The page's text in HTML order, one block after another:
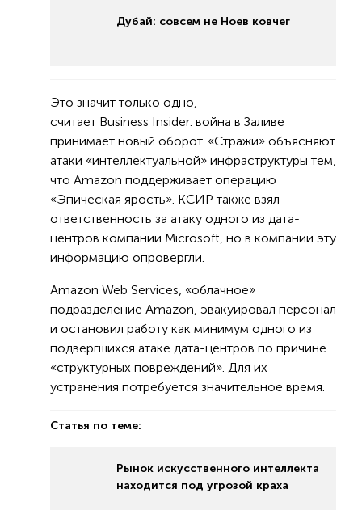
Дубай: совсем не Ноев ковчег
Это значит только одно,
считает Business Insider: война в Заливе
принимает новый оборот. «Стражи» объясняют
атаки «интеллектуальной» инфраструктуры тем,
что Amazon поддерживает операцию
«Эпическая ярость». КСИР также взял
ответственность за атаку одного из дата-
центров компании Microsoft, но в компании эту
информацию опровергли.
Amazon Web Services, «облачное»
подразделение Amazon, эвакуировал персонал
и остановил работу как минимум одного из
подвергшихся атаке дата-центров по причине
«структурных повреждений». Для их
устранения потребуется значительное время.
Статья по теме:
Рынок искусственного интеллекта
находится под угрозой краха